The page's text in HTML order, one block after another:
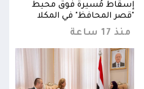
إسقاط مُسيرة فوق محيط
"قصر المحافظ" في المكلا
منذ 17 ساعة